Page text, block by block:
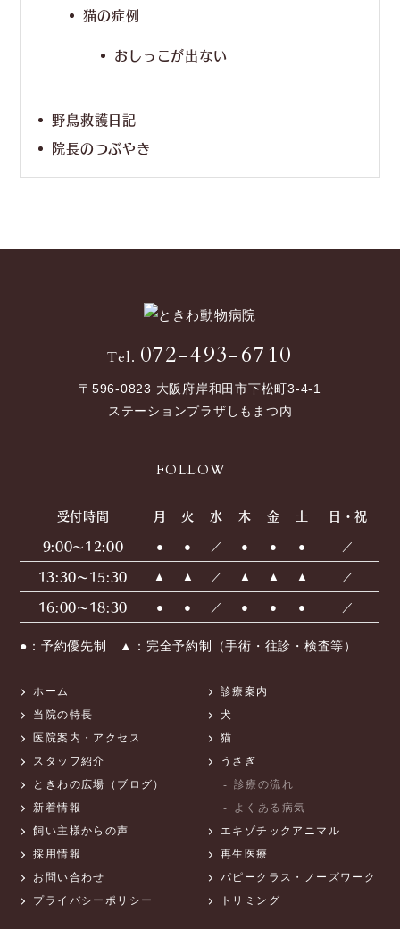
猫の症例
おしっこが出ない
野鳥救護日記
院長のつぶやき
Tel. 072-493-6710
〒596-0823 大阪府岸和田市下松町3-4-1
ステーションプラザしもまつ内
FOLLOW
受付時間 月 火 水 木 金 土 日・祝
9:00〜12:00 ● ● ／ ● ● ● ／
13:30〜15:30 ▲ ▲ ／ ▲ ▲ ▲ ／
16:00〜18:30 ● ● ／ ● ● ● ／
●：予約優先制 ▲：完全予約制（手術・往診・検査等）
ホーム
当院の特長
医院案内・アクセス
スタッフ紹介
ときわの広場（ブログ）
新着情報
飼い主様からの声
採用情報
お問い合わせ
プライバシーポリシー
診療案内
犬
猫
うさぎ
診療の流れ
よくある病気
エキゾチックアニマル
再生医療
パピークラス・ノーズワーク
トリミング